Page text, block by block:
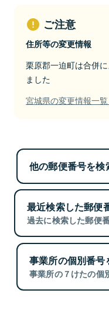
ご注意
住所等の変更情報
栗原郡一迫町は合併
ました
宮城県の変更情報一
他の郵便番号を検
最近検索した郵便
過去に検索した郵便
事業所の個別番号
事業所の７けたの個